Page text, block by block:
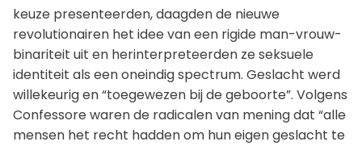
keuze presenteerden, daagden de nieuwe
revolutionairen het idee van een rigide man-vrouw-
binariteit uit en herinterpreteerden ze seksuele
identiteit als een oneindig spectrum. Geslacht werd
willekeurig en “toegewezen bij de geboorte”. Volgens
Confessore waren de radicalen van mening dat “alle
mensen het recht hadden om hun eigen geslacht te